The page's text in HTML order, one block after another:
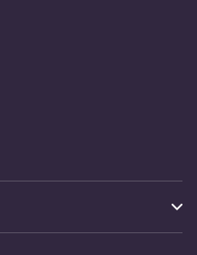
som vuxen lönar
ryms i samma
ger en färdig
scrapbooking
hittar du
och Crayola. Cricut
med märkets
pysslar och skapar